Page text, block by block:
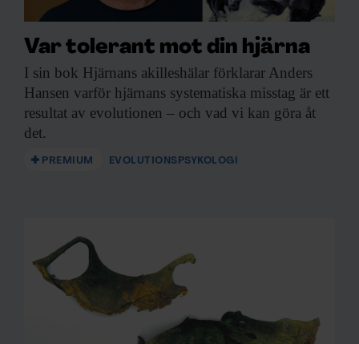
Var tolerant mot din hjärna
I sin bok Hjärnans akilleshälar förklarar Anders
Hansen varför hjärnans systematiska misstag är ett
resultat av evolutionen – och vad vi kan göra åt
det.
PREMIUM EVOLUTIONSPSYKOLOGI